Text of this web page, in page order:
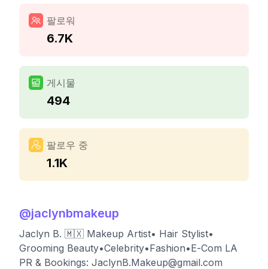
팔로워
6.7K
게시물
494
팔로우 중
1.1K
@jaclynbmakeup
Jaclyn B. 🇲🇽 Makeup Artist• Hair Stylist•
Grooming Beauty•Celebrity•Fashion•E-Com LA
PR & Bookings: JaclynB.Makeup@gmail.com